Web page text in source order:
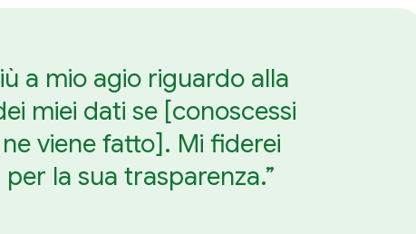
a mio agio riguardo alla
miei dati se [conoscessi
ne viene fatto]. Mi fiderei
per la sua trasparenza.”